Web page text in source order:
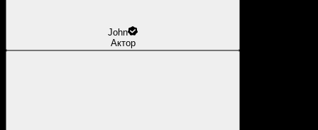
John
Актор